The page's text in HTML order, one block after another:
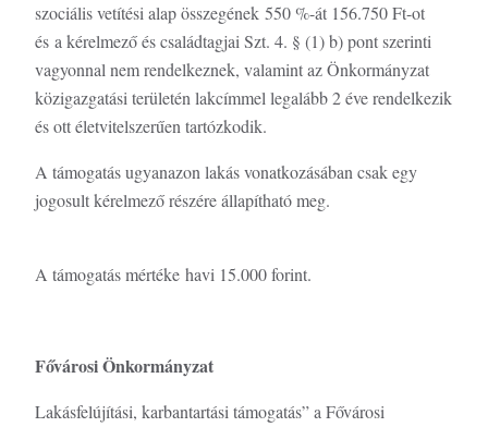
szociális vetítési alap összegének 550 %-át 156.750 Ft-ot
és a kérelmező és családtagjai Szt. 4. § (1) b) pont szerinti
vagyonnal nem rendelkeznek, valamint az Önkormányzat
közigazgatási területén lakcímmel legalább 2 éve rendelkezik
és ott életvitelszerűen tartózkodik.
A támogatás ugyanazon lakás vonatkozásában csak egy
jogosult kérelmező részére állapítható meg.
A támogatás mértéke havi 15.000 forint.
Fővárosi Önkormányzat
Lakásfelújítási, karbantartási támogatás” a Fővárosi